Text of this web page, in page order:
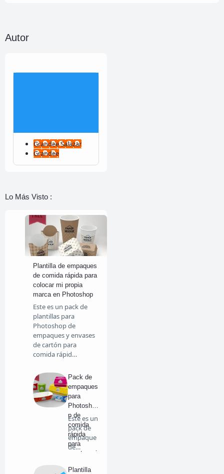
Autor
Grandee Salazar
Grandee
Lo Más Visto :
Plantilla de empaques
de comida rápida para
colocar mi propia
marca en Photoshop
Este es un pack de
plantillas para
Photoshop de
empaques y envases
de cartón para
comida rápid…
Pack de
empaques
para
Photosho
p de
comida
rápida
para
montar mi
Este es un
pack de
empaque
de
rápida …
Plantilla